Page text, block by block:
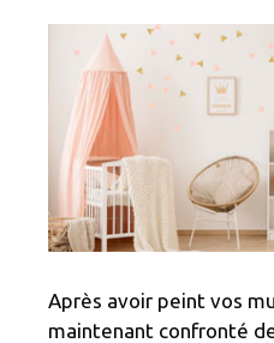
Après avoir peint vos
maintenant confronté